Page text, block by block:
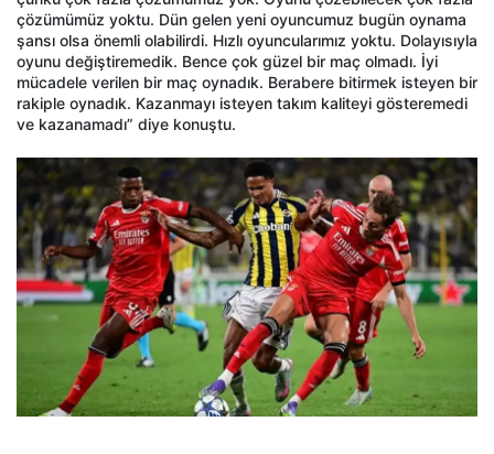
çözümümüz yoktu. Dün gelen yeni oyuncumuz bugün oynama
şansı olsa önemli olabilirdi. Hızlı oyuncularımız yoktu. Dolayısıyla
oyunu değiştiremedik. Bence çok güzel bir maç olmadı. İyi
mücadele verilen bir maç oynadık. Berabere bitirmek isteyen bir
rakiple oynadık. Kazanmayı isteyen takım kaliteyi gösteremedi
ve kazanamadı” diye konuştu.